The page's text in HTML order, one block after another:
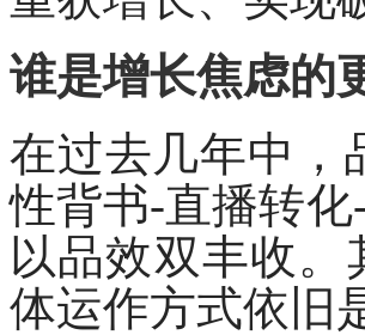
谁是增长焦虑的
在过去几年中，
性背书-直播转
以品效双丰收
体运作方式依旧